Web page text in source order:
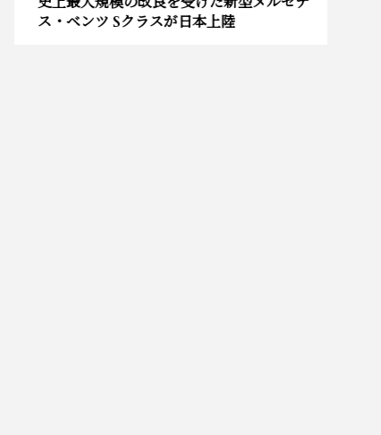
ス・ベンツ Sクラスが日本上陸